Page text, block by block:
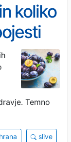
koliko
v to
Temno
slive